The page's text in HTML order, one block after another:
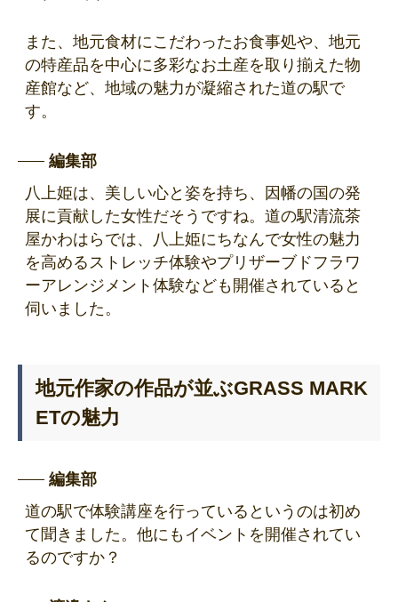
また、地元食材にこだわったお食事処や、地元
の特産品を中心に多彩なお土産を取り揃えた物
産館など、地域の魅力が凝縮された道の駅で
す。
編集部
八上姫は、美しい心と姿を持ち、因幡の国の発
展に貢献した女性だそうですね。道の駅清流茶
屋かわはらでは、八上姫にちなんで女性の魅力
を高めるストレッチ体験やプリザーブドフラワ
ーアレンジメント体験なども開催されていると
伺いました。
地元作家の作品が並ぶGRASS MARK
ETの魅力
編集部
道の駅で体験講座を行っているというのは初め
て聞きました。他にもイベントを開催されてい
るのですか？